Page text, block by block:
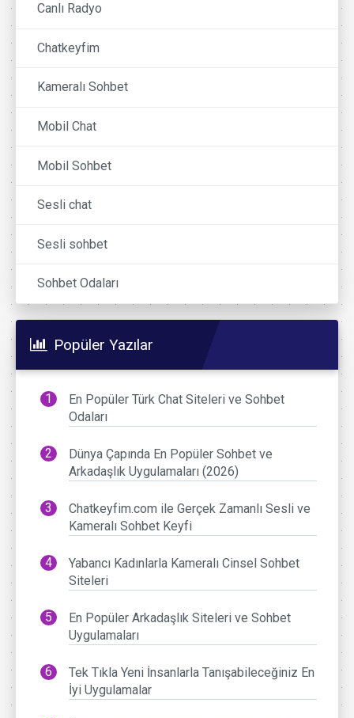
Canlı Radyo
Chatkeyfim
Kameralı Sohbet
Mobil Chat
Mobil Sohbet
Sesli chat
Sesli sohbet
Sohbet Odaları
Popüler Yazılar
En Popüler Türk Chat Siteleri ve Sohbet
Odaları
Dünya Çapında En Popüler Sohbet ve
Arkadaşlık Uygulamaları (2026)
Chatkeyfim.com ile Gerçek Zamanlı Sesli ve
Kameralı Sohbet Keyfi
Yabancı Kadınlarla Kameralı Cinsel Sohbet
Siteleri
En Popüler Arkadaşlık Siteleri ve Sohbet
Uygulamaları
Tek Tıkla Yeni İnsanlarla Tanışabileceğiniz En
İyi Uygulamalar